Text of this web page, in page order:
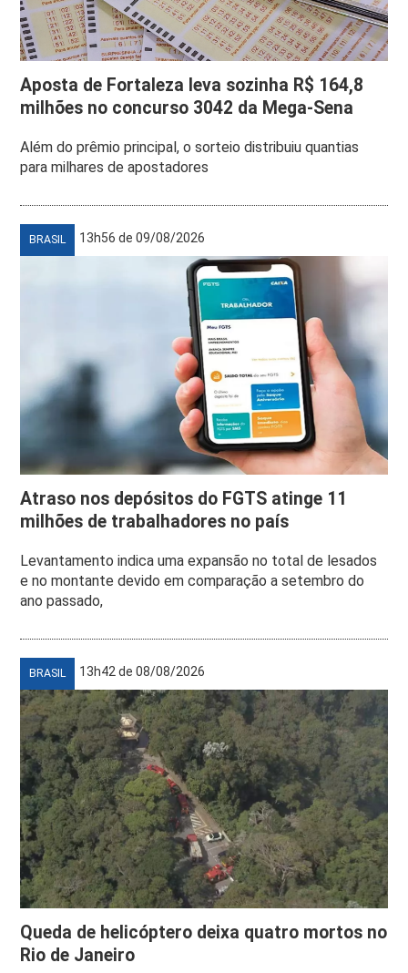
Aposta de Fortaleza leva sozinha R$ 164,8
milhões no concurso 3042 da Mega-Sena
Além do prêmio principal, o sorteio distribuiu quantias
para milhares de apostadores
BRASIL 13h56 de 09/08/2026
Atraso nos depósitos do FGTS atinge 11
milhões de trabalhadores no país
Levantamento indica uma expansão no total de lesados
e no montante devido em comparação a setembro do
ano passado,
BRASIL 13h42 de 08/08/2026
Queda de helicóptero deixa quatro mortos no
Rio de Janeiro